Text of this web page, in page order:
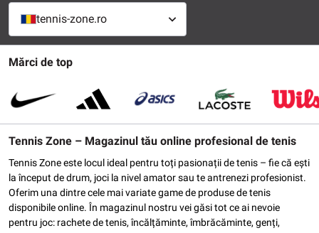
Mărci de top
Tennis Zone – Magazinul tău online profesional de tenis
Tennis Zone este locul ideal pentru toți pasionații de tenis – fie că ești
la început de drum, joci la nivel amator sau te antrenezi profesionist.
Oferim una dintre cele mai variate game de produse de tenis
disponibile online. În magazinul nostru vei găsi tot ce ai nevoie
pentru joc: rachete de tenis, încălțăminte, îmbrăcăminte, genți,
tennis-zone.ro